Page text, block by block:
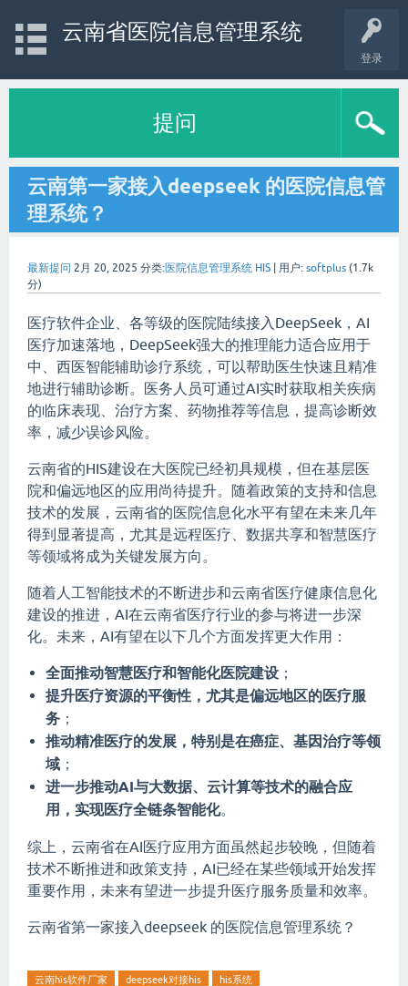
登录
云南省医院信息管理系统
提问
云南第一家接入deepseek 的医院信息管
理系统？
最新提问 2月 20, 2025 分类:医院信息管理系统 HIS 用户: softplus (1.7k
分)
医疗软件企业、各等级的医院陆续接入DeepSeek，AI
医疗加速落地，DeepSeek强大的推理能力适合应用于
中、西医智能辅助诊疗系统，可以帮助医生快速且精准
地进行辅助诊断。医务人员可通过AI实时获取相关疾病
的临床表现、治疗方案、药物推荐等信息，提高诊断效
率，减少误诊风险。
云南省的HIS建设在大医院已经初具规模，但在基层医
院和偏远地区的应用尚待提升。随着政策的支持和信息
技术的发展，云南省的医院信息化水平有望在未来几年
得到显著提高，尤其是远程医疗、数据共享和智慧医疗
等领域将成为关键发展方向。
随着人工智能技术的不断进步和云南省医疗健康信息化
建设的推进，AI在云南省医疗行业的参与将进一步深
化。未来，AI有望在以下几个方面发挥更大作用：
全面推动智慧医疗和智能化医院建设 ；
提升医疗资源的平衡性，尤其是偏远地区的医疗服
务 ；
推动精准医疗的发展，特别是在癌症、基因治疗等领
域 ；
进一步推动AI与大数据、云计算等技术的融合应
用，实现医疗全链条智能化。
综上，云南省在AI医疗应用方面虽然起步较晚，但随着
技术不断推进和政策支持，AI已经在某些领域开始发挥
重要作用，未来有望进一步提升医疗服务质量和效率。
云南省第一家接入deepseek 的医院信息管理系统？
云南his软件厂家 deepseek对接his
his系统